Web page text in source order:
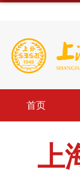
首页
上